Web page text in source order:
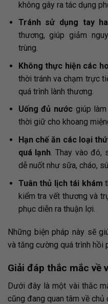
không gây ra tác dụng
Tránh sử dụng tay
thương, giúp giảm
trùng.
Không thực hiện các
thời tránh va chạm trực
quá trình lành thương.
Uống đủ nước giúp
thời giữ cho khoang
Hạn chế ăn các loại
quá lạnh. Thay vào đó,
dễ nuốt như sữa, cháo,
Tuân thủ lịch tái khám
kiểm tra vết thương và
phục diễn ra thuận lợi.
Những biện pháp này sẽ
và tăng cường quá trình hồi
Giải đáp thắc mắc về
Dưới đây là một vài thắc
cũng đang quan tâm về chủ